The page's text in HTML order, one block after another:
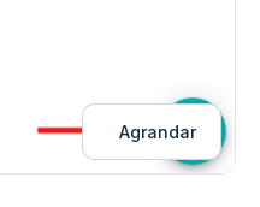
Agrandar